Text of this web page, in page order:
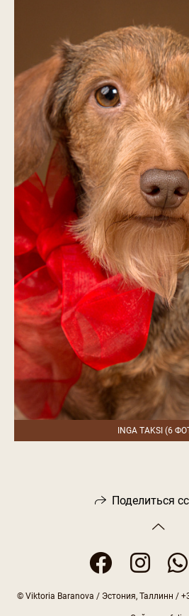
INGA TAKSI (6
Поделиться
© Viktoria Baranova / Эстония, Таллинн /